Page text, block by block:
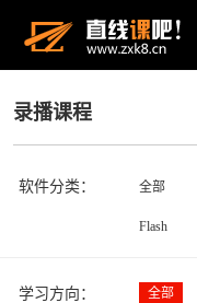
录播课程
软件分类： 全部
Flash
学习方向： 全部